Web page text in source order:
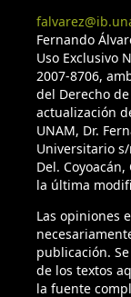
Fernando
Uso Exclusivo
2007-8706,
del Derecho
actualización
UNAM, Dr.
Universitario
Del.
la última
Las opiniones
publicación.
de los textos
la fuente